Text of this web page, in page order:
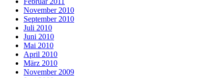
November 2010
September 2010
Juli 2010
Juni 2010
Mai 2010
April 2010
März 2010
November 2009